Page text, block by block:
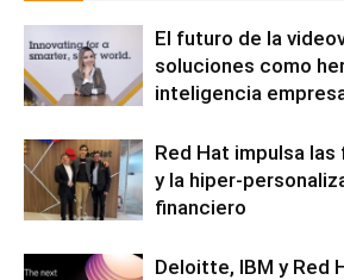
El futuro de la
soluciones como
inteligencia
Red Hat impulsa
y la hiper-
financiero
Deloitte, IBM y Red